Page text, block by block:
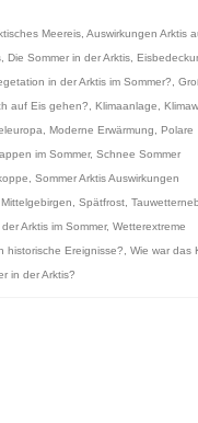
Meereis, Auswirkungen Arktis
, Die Sommer in der Arktis,
in der Arktis im Sommer?
auf Eis gehen? Klimaanlage
Moderne Erwärmung
Polare
im Sommer, Schnee Sommer
Sommer Arktis Auswirkungen
Spätfrost,
Arktis im Sommer, Wetterextreme
historische Ereignisse?
Wie war das
in der Arktis?